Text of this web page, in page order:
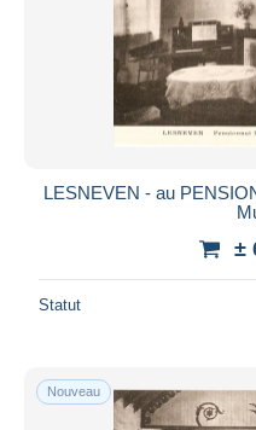
LESNEVEN - au
±
Statut
Nouveau